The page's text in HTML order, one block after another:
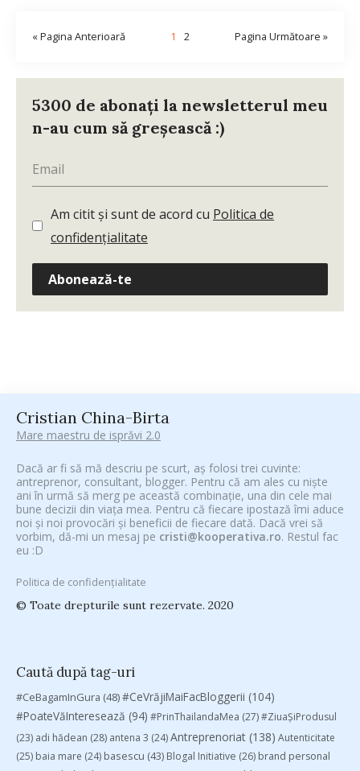
« Pagina Anterioară 1 2 Pagina Următoare »
5300 de abonați la newsletterul meu
n-au cum să greșească :)
Am citit și sunt de acord cu Politica de
confidențialitate
Abonează-te
Cristian China-Birta
Mare maestru de isprăvi 2.0
Dacă ar fi să mă descriu pe scurt, aș folosi trei cuvinte:
antreprenor, consultant, blogger. Pentru că am ales cu niște
ani în urmă să merg pe această combinație, una din cele mai
bune decizii din viața mea. Pentru că fiecare ipostază îmi aduce
noi și noi provocări și beneficii de fiecare dată. Dacă vrei să
vorbim, dă-mi un mesaj pe cristi@kooperativa.ro. Restul fac
eu :D
Politica de confidențialitate
© Toate drepturile sunt rezervate. 2020
Caută după tag-uri
#CeBagamInGura (48)#CeVrăjiMaiFacBloggerii (104)
#PoateVăInteresează (94) #PrinThailandaMea (27)#ZiuaȘiProdusul
(23) adi hădean (28) antena 3 (24)Antreprenoriat (138) Autenticitate
(25) baia mare (24) basescu (43) Blogal Initiative (26) brand personal